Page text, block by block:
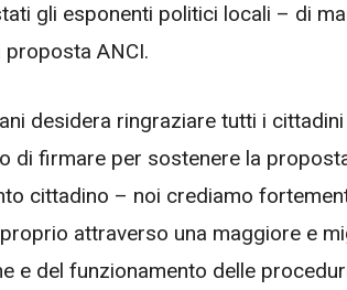
gli esponenti politici locali – di
ANCI.
desidera ringraziare tutti i
di firmare per sostenere la
cittadino – noi crediamo
attraverso una maggiore e
e del funzionamento delle